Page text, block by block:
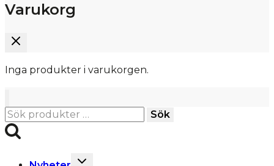
Varukorg
Inga produkter i varukorgen.
Sök
efter:
Sök
Toggle